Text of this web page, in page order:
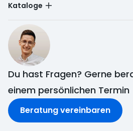
Kataloge
Du hast Fragen? Gerne
einem persönlichen Termin
Beratung vereinbaren